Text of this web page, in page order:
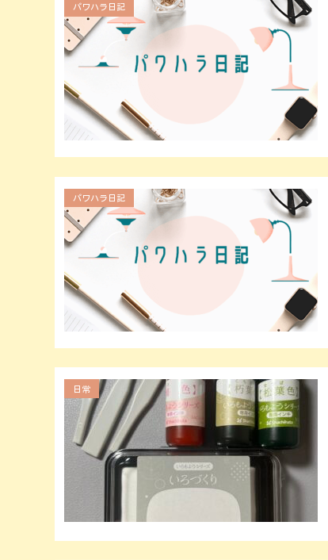
パワハラ日記
パワハラ日記
日常